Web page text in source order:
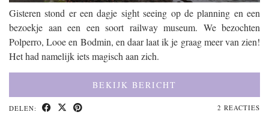
Gisteren stond er een dagje sight seeing op de planning en een
bezoekje aan een een soort railway museum. We bezochten
Polperro, Looe en Bodmin, en daar laat ik je graag meer van zien!
Het had namelijk iets magisch aan zich.
BEKIJK BERICHT
DELEN: 2 REACTIES